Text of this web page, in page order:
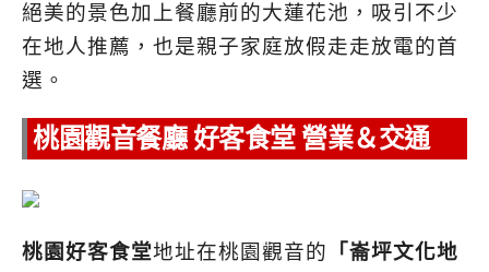
絕美的景色加上餐廳前的大蓮花池，吸引不少
在地人推薦，也是親子家庭放假走走放電的首
選。
桃園觀音餐廳 好客食堂 營業＆交通
桃園好客食堂地址在桃園觀音的 「崙坪文化地